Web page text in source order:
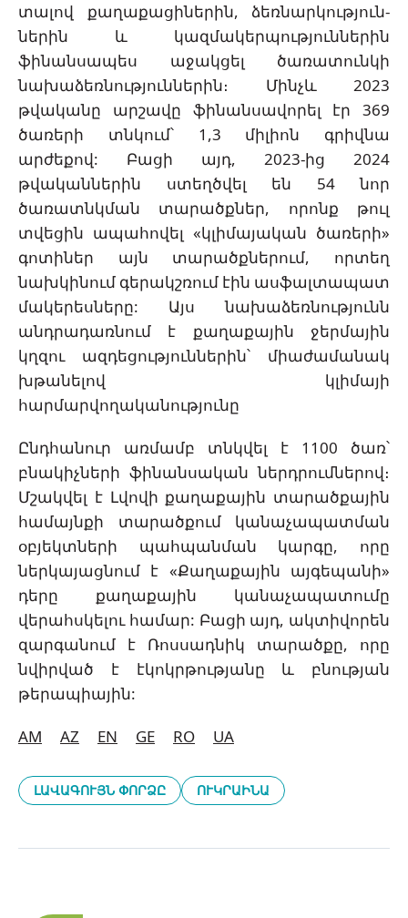
տալով քաղաքացիներին, ձեռնարկություն-
ներին և կազմակերպություններին
ֆինանսապես աջակցել ծառատունկի
նախաձեռնություններին։ Մինչև 2023
թվականը արշավը ֆինանսավորել էր 369
ծառերի տնկում՝ 1,3 միլիոն գրիվնա
արժեքով: Բացի այդ, 2023-ից 2024
թվականներին ստեղծվել են 54 նոր
ծառատնկման տարածքներ, որոնք թուլ
տվեցին ապահովել «կլիմայական ծառերի»
գոտիներ այն տարածքներում, որտեղ
նախկինում գերակշռում էին ասֆալտապատ
մակերեսները: Այս նախաձեռնությունն
անդրադառնում է քաղաքային ջերմային
կղզու ազդեցություններին՝ միաժամանակ
խթանելով կլիմայի
հարմարվողականությունը
Ընդհանուր առմամբ տնկվել է 1100 ծառ՝
բնակիչների ֆինանսական ներդրումներով։
Մշակվել է Լվովի քաղաքային տարածքային
համայնքի տարածքում կանաչապատման
օբյեկտների պահպանման կարգը, որը
ներկայացնում է «Քաղաքային այգեպանի»
դերը քաղաքային կանաչապատումը
վերահսկելու համար: Բացի այդ, ակտիվորեն
զարգանում է Ռոսսադնիկ տարածքը, որը
նվիրված է էկոկրթությանը և բնության
թերապիային:
AM AZ EN GE RO UA
ԼԱՎԱԳՈՒՅՆ ՓՈՐՁԸ ՈՒԿՐԱԻՆԱ